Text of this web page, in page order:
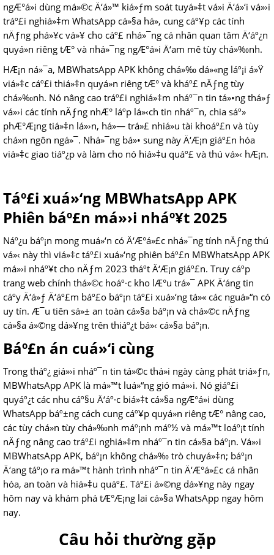
ngÆ°á»i dùng má»©c Ä‘á»™ kiá»ƒm soát tuyá»‡t vá»i Ä‘á»‘i vá»›i
tráº£i nghiá»‡m WhatsApp cá»§a há», cung cáº¥p các tính
nÄƒng phá»¥c vá»¥ cho cáº£ nhá»¯ng cá nhân quan tâm Ä‘áº¿n
quyá»n riêng tÆ° và nhá»¯ng ngÆ°á»i Ä‘am mê tùy chá»‰nh.
HÆ¡n ná»¯a, MBWhatsApp APK không chá»‰ dá»«ng láº¡i á»Ÿ
viá»‡c cáº£i thiá»‡n quyá»n riêng tÆ° và kháº£ nÄƒng tùy
chá»‰nh. Nó nâng cao tráº£i nghiá»‡m nháº¯n tin tá»•ng thá»ƒ
vá»›i các tính nÄƒng nhÆ° láº­p lá»‹ch tin nháº¯n, chia sáº»
phÆ°Æ¡ng tiá»‡n lá»›n, há»— trá»£ nhiá»u tài khoáº£n và tùy
chá»n ngôn ngá»¯. Nhá»¯ng bá»• sung này Ä‘Æ¡n giáº£n hóa
viá»‡c giao tiáº¿p và làm cho nó hiá»‡u quáº£ và thú vá»‹ hÆ¡n.
Táº£i xuá»‘ng MBWhatsApp APK
Phiên báº£n má»›i nháº¥t 2025
Náº¿u báº¡n mong muá»‘n có Ä‘Æ°á»£c nhá»¯ng tính nÄƒng thú
vá»‹ này thì viá»‡c táº£i xuá»‘ng phiên báº£n MBWhatsApp APK
má»›i nháº¥t cho nÄƒm 2023 tháº­t Ä‘Æ¡n giáº£n. Truy cáº­p
trang web chính thá»©c hoáº·c kho lÆ°u trá»¯ APK Ä‘áng tin
cáº­y Ä‘á»ƒ Ä‘áº£m báº£o báº¡n táº£i xuá»‘ng tá»« các nguá»“n có
uy tín. Æ¯u tiên sá»± an toàn cá»§a báº¡n và chá»©c nÄƒng
cá»§a á»©ng dá»¥ng trên thiáº¿t bá»‹ cá»§a báº¡n.
Báº£n án cuá»‘i cùng
Trong tháº¿ giá»›i nháº¯n tin tá»©c thá»i ngày càng phát triá»ƒn,
MBWhatsApp APK là má»™t luá»“ng gió má»›i. Nó giáº£i
quyáº¿t các nhu cáº§u Ä‘áº·c biá»‡t cá»§a ngÆ°á»i dùng
WhatsApp báº±ng cách cung cáº¥p quyá»n riêng tÆ° nâng cao,
các tùy chá»n tùy chá»‰nh máº¡nh máº½ và má»™t loáº¡t tính
nÄƒng nâng cao tráº£i nghiá»‡m nháº¯n tin cá»§a báº¡n. Vá»›i
MBWhatsApp APK, báº¡n không chá»‰ trò chuyá»‡n; báº¡n
Ä‘ang táº¡o ra má»™t hành trình nháº¯n tin Ä‘Æ°á»£c cá nhân
hóa, an toàn và hiá»‡u quáº£. Táº£i á»©ng dá»¥ng này ngay
hôm nay và khám phá tÆ°Æ¡ng lai cá»§a WhatsApp ngay hôm
nay.
Câu hỏi thường gặp